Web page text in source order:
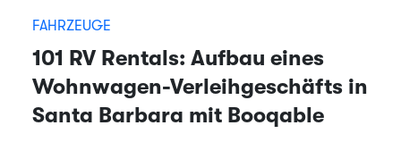
FAHRZEUGE
101 RV Rentals: Aufbau eines
Wohnwagen-Verleihgeschäfts in
Santa Barbara mit Booqable